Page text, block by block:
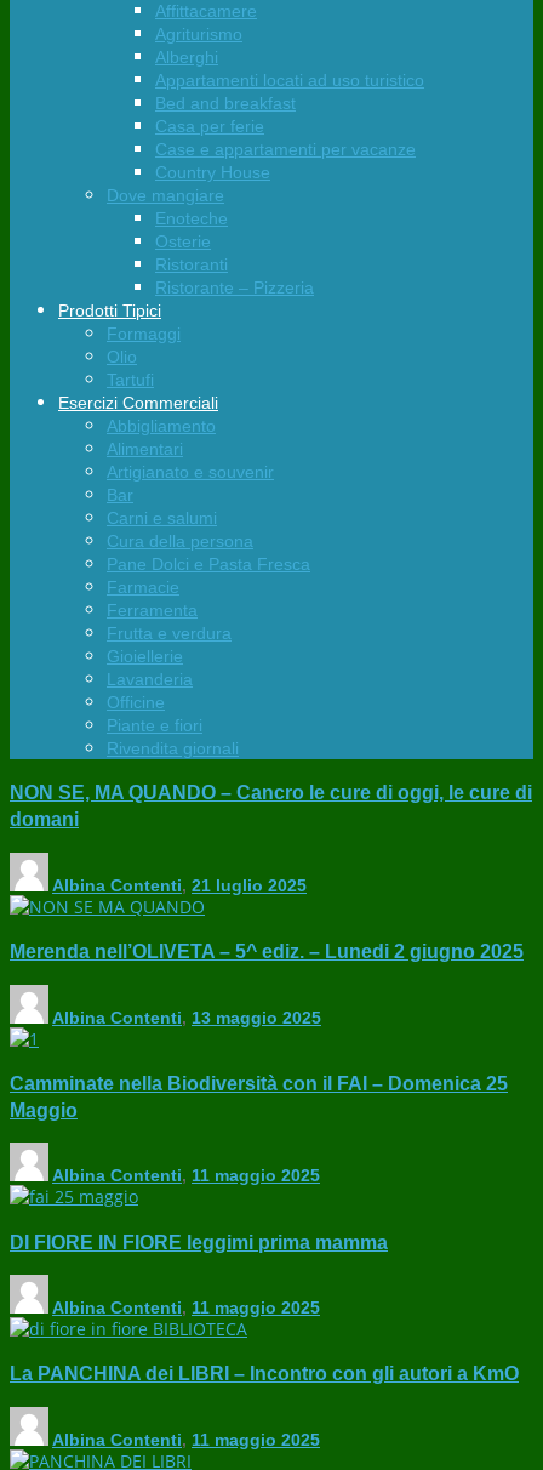
Affittacamere
Agriturismo
Alberghi
Appartamenti locati ad uso turistico
Bed and breakfast
Casa per ferie
Case e appartamenti per vacanze
Country House
Dove mangiare
Enoteche
Osterie
Ristoranti
Ristorante – Pizzeria
Prodotti Tipici
Formaggi
Olio
Tartufi
Esercizi Commerciali
Abbigliamento
Alimentari
Artigianato e souvenir
Bar
Carni e salumi
Cura della persona
Pane Dolci e Pasta Fresca
Farmacie
Ferramenta
Frutta e verdura
Gioiellerie
Lavanderia
Officine
Piante e fiori
Rivendita giornali
NON SE, MA QUANDO – Cancro le cure di oggi, le cure di
domani
Albina Contenti, 21 luglio 2025
Merenda nell’OLIVETA – 5^ ediz. – Lunedi 2 giugno 2025
Albina Contenti, 13 maggio 2025
Camminate nella Biodiversità con il FAI – Domenica 25
Maggio
Albina Contenti, 11 maggio 2025
DI FIORE IN FIORE leggimi prima mamma
Albina Contenti, 11 maggio 2025
La PANCHINA dei LIBRI – Incontro con gli autori a KmO
Albina Contenti, 11 maggio 2025